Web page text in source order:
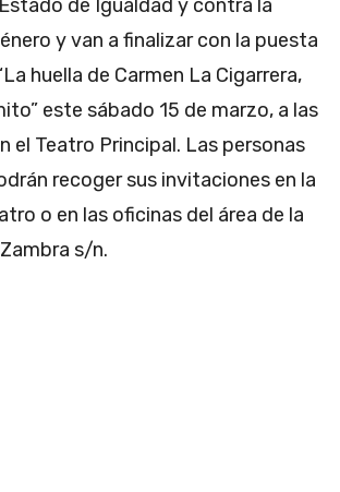
de Igualdad y contra la
y van a finalizar con la puesta
huella de Carmen La Cigarrera,
este sábado 15 de marzo, a las
el Teatro Principal. Las personas
recoger sus invitaciones en la
o en las oficinas del área de la
s/n.